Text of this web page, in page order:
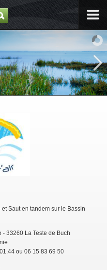
Saut en tandem sur le Bassin
33260 La Teste de Buch
ou 06 15 83 69 50